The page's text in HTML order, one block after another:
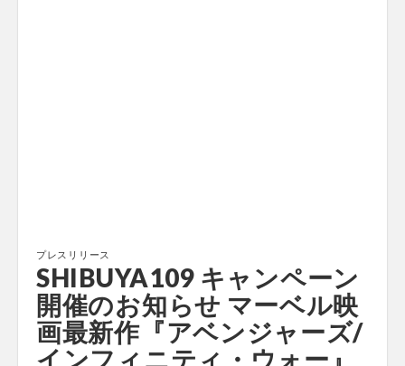
プレスリリース
SHIBUYA109 キャンペーン
開催のお知らせ マーベル映
画最新作『アベンジャーズ/
インフィニティ・ウォー』